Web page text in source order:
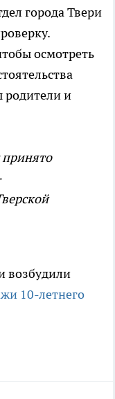
города Твери
осмотреть
родители и
возбудили
10-летнего